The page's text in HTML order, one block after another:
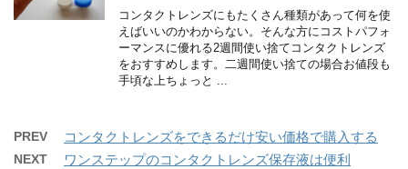
コンタクトレンズにもたくさん種類があって何を使
えばいいのかわからない。そんな方にコストパフォ
ーマンスに優れる2週間使い捨てコンタクトレンズ
をおすすめします。二週間使い捨ての場合お値段も
手頃な上ちょっと ...
PREV コンタクトレンズをできるだけ安い価格で購入する
NEXT ワンステップのコンタクトレンズ保存液は便利